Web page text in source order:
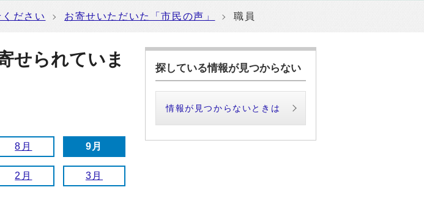
ださい お寄せいただいた「市民の声」 職員
せられていま
8月 9月
2月 3月
探している情報が見つからない
情報が見つからないときは